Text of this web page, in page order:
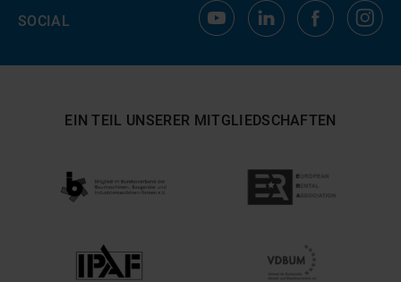
SOCIAL
EIN TEIL UNSERER MITGLIEDSCHAFTEN